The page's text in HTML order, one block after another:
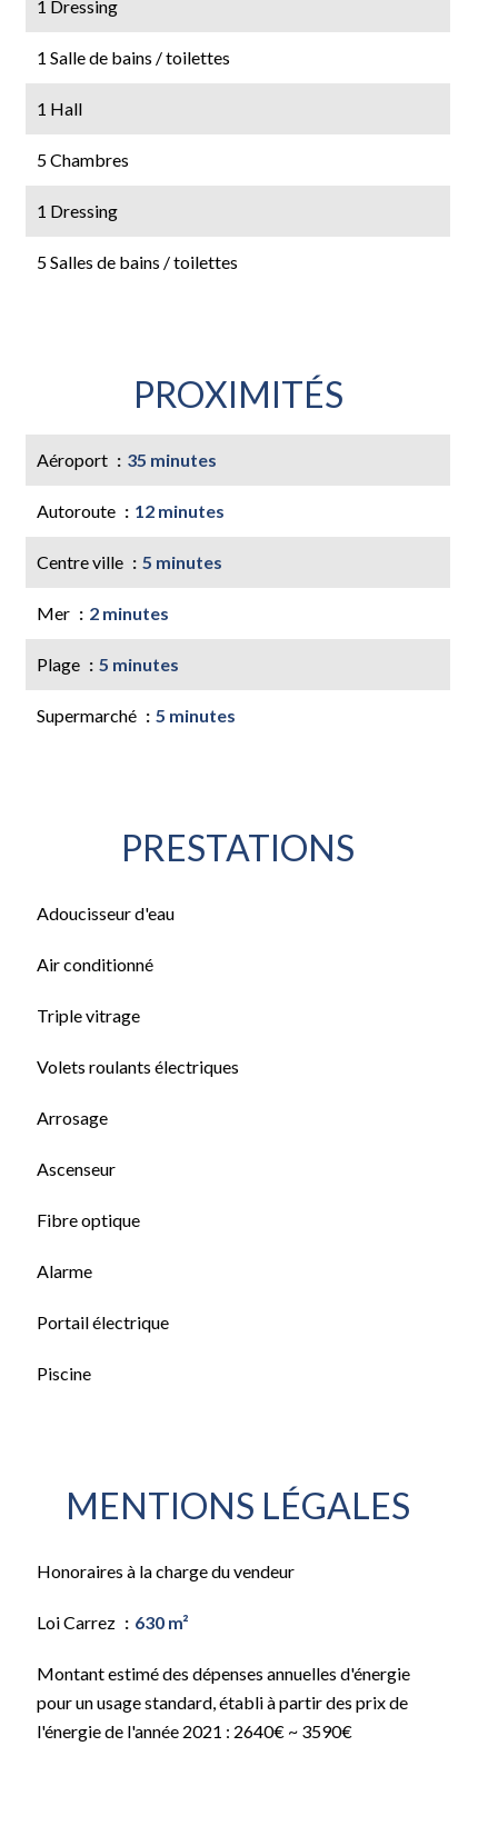
1 Dressing
1 Salle de bains / toilettes
1 Hall
5 Chambres
1 Dressing
5 Salles de bains / toilettes
PROXIMITÉS
Aéroport 35 minutes
Autoroute 12 minutes
Centre ville 5 minutes
Mer 2 minutes
Plage 5 minutes
Supermarché 5 minutes
PRESTATIONS
Adoucisseur d'eau
Air conditionné
Triple vitrage
Volets roulants électriques
Arrosage
Ascenseur
Fibre optique
Alarme
Portail électrique
Piscine
MENTIONS LÉGALES
Honoraires à la charge du vendeur
Loi Carrez 630 m²
Montant estimé des dépenses annuelles d'énergie
pour un usage standard, établi à partir des prix de
l'énergie de l'année 2021 : 2640€ ~ 3590€